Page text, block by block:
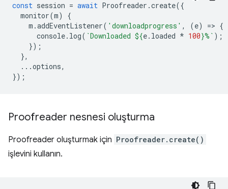
const session = await Proofreader .create({
monitor(m)
{
m .addEventListener( 'downloadprogress' , (e) => {
console. log( `Downloaded ${e. loaded * 100}%` );
});
},
...options,
});
Proofreader nesnesi oluşturma
Proofreader oluşturmak için Proofreader.create()
işlevini kullanın.